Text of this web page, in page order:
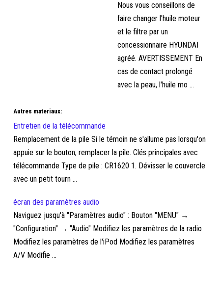
Nous vous conseillons de
faire changer l'huile moteur
et le filtre par un
concessionnaire HYUNDAI
agréé. AVERTISSEMENT En
cas de contact prolongé
avec la peau, l'huile mo ...
Autres materiaux:
Entretien de la télécommande
Remplacement de la pile Si le témoin ne s'allume pas lorsqu'on
appuie sur le bouton, remplacer la pile. Clés principales avec
télécommande Type de pile : CR1620 1. Dévisser le couvercle
avec un petit tourn ...
écran des paramètres audio
Naviguez jusqu'à "Paramètres audio" : Bouton "MENU" →
"Configuration" → "Audio" Modifiez les paramètres de la radio
Modifiez les paramètres de l'iPod Modifiez les paramètres
A/V Modifie ...